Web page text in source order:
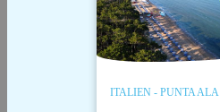
ITALIEN - PUNTA ALA